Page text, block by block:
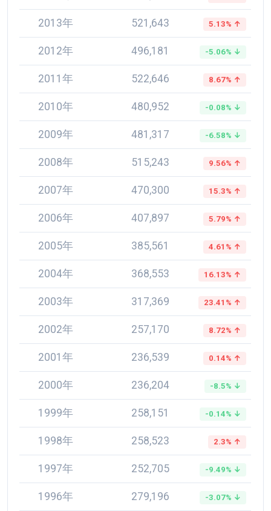
2013年 521,643 5.13% ↑
2012年 496,181 -5.06% ↓
2011年 522,646 8.67% ↑
2010年 480,952 -0.08% ↓
2009年 481,317 -6.58% ↓
2008年 515,243 9.56% ↑
2007年 470,300 15.3% ↑
2006年 407,897 5.79% ↑
2005年 385,561 4.61% ↑
2004年 368,553 16.13% ↑
2003年 317,369 23.41% ↑
2002年 257,170 8.72% ↑
2001年 236,539 0.14% ↑
2000年 236,204 -8.5% ↓
1999年 258,151 -0.14% ↓
1998年 258,523 2.3% ↑
1997年 252,705 -9.49% ↓
1996年 279,196 -3.07% ↓